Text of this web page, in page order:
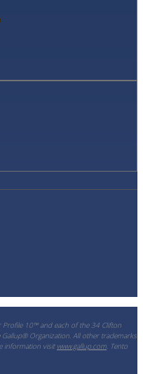
Profile 10™ and each of the 34 Clifton
Organization. All other trademarks
information visit www.gallup.com. Tento